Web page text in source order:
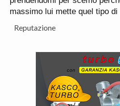
massimo lui mette quel tipo
Reputazione